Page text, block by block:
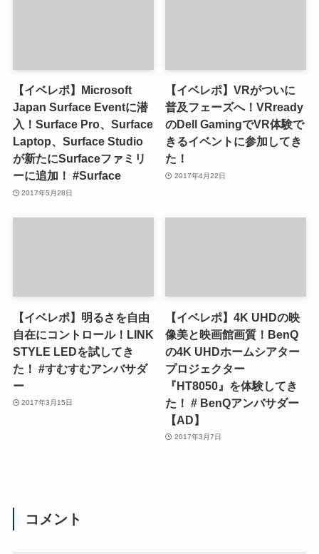
【イベレポ】Microsoft
Japan Surface Eventに潜
入！Surface Pro、Surface
Laptop、Surface Studio
が新たにSurfaceファミリ
ーに追加！ #Surface
2017年5月28日
【イベレポ】VRがついに
普及フェーズへ！VRready
のDell GamingでVR体験で
きるイベントに参加してき
た！
2017年4月22日
【イベレポ】明るさを自由
自在にコントロール！LINK
STYLE LEDを試してき
た！ #すむすむアンバサダ
ー
2017年3月15日
【イベレポ】4K UHDの映
像美と映画館画質！BenQ
の4K UHDホームシアター
プロジェクター
『HT8050』を体験してき
た！ # BenQアンバサダー
【AD】
2017年3月7日
コメント